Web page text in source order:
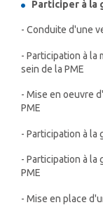
Participer à la
- Conduite d'une
- Participation à la
sein de la PME
- Mise en oeuvre
PME
- Participation à la
- Participation à la
PME
- Mise en place